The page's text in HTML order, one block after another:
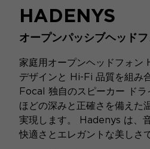
HADENYS
オープンパッシブヘッド
家庭用オープンヘッドフォン
デザインと Hi-Fi 品質を組み
Focal 独自のスピーカー ドラ
ほどの深みと正確さを備えた
実現します。 Hadenys は、
快適さとエレガントな美しさ